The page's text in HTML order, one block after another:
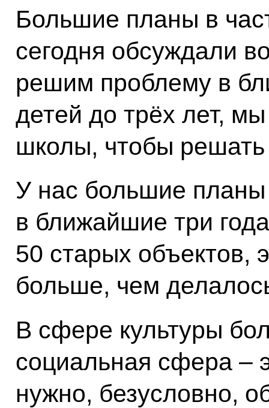
Большие планы в
сегодня обсуждали
решим проблему в
детей до трёх лет,
школы, чтобы
У нас большие
в ближайшие три
50 старых объектов,
больше, чем
В сфере культуры
социальная сфера –
нужно, безусловно,